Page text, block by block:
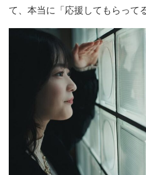
て、本当に「応援してもらって